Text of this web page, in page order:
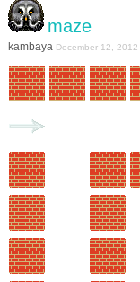
maze
kambaya December 12,